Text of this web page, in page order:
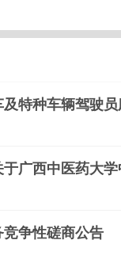
特种车辆驾驶
广西中医药大
争性磋商公告